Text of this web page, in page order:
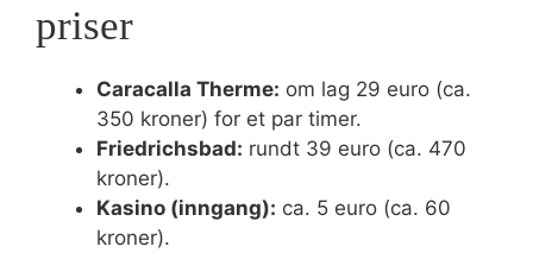
priser
Caracalla Therme: om lag 29 euro (ca.
350 kroner) for et par timer.
Friedrichsbad: rundt 39 euro (ca. 470
kroner).
Kasino (inngang): ca. 5 euro (ca. 60
kroner).